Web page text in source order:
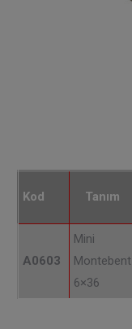
Kod Tanım
A0603
Mini
Montebent
6×36